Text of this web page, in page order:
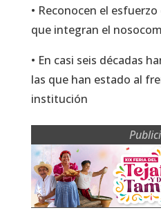
• Reconocen el
que integran el
• En casi seis décadas
las que han estado al
institución